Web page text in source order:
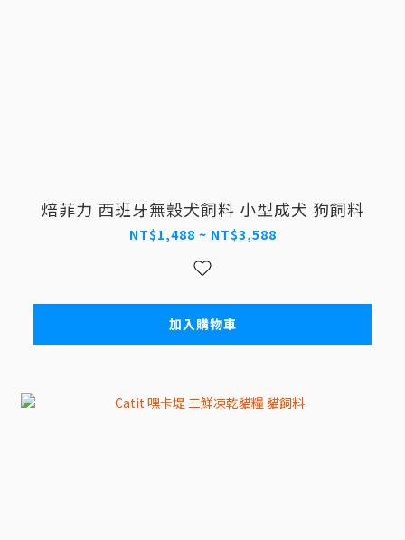
焙菲力 西班牙無穀犬飼料 小型成犬 狗飼料
NT$1,488 ~ NT$3,588
加入購物車